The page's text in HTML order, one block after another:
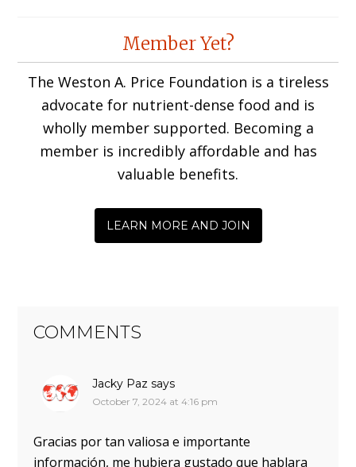
InteractionsMember Yet?
The Weston A. Price Foundation is a tireless
advocate for nutrient-dense food and is
wholly member supported. Becoming a
member is incredibly affordable and has
valuable benefits.
LEARN MORE AND JOIN
COMMENTS
Jacky Paz says
October 7, 2024 at 4:16 pm
Gracias por tan valiosa e importante
información, me hubiera gustado que hablara